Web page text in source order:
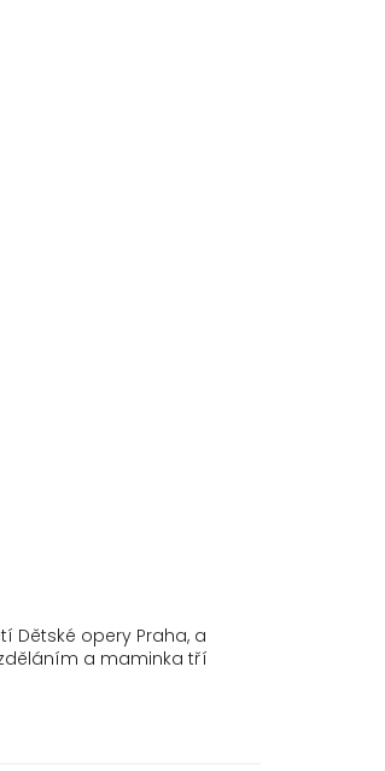
Dětské opery Praha, a
a maminka tří